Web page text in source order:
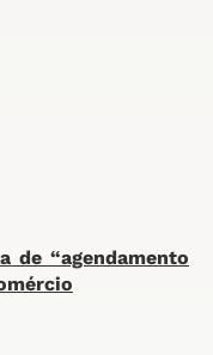
de “agendamento